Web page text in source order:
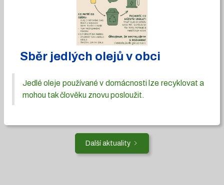
Sběr jedlých olejů v obci
Jedlé oleje používané v domácnosti lze recyklovat a
mohou tak člověku znovu posloužit.
Další aktuality